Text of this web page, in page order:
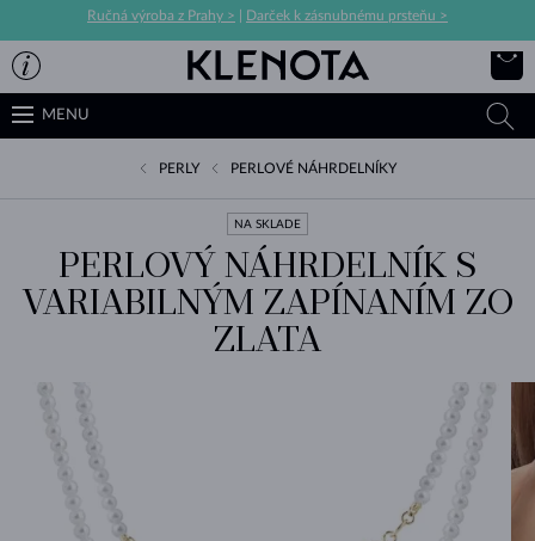
Ručná výroba z Prahy > Darček k zásnubnému prsteňu >
MENU
PERLY PERLOVÉ NÁHRDELNÍKY
NA SKLADE
PERLOVÝ NÁHRDELNÍK S
VARIABILNÝM ZAPÍNANÍM ZO
ZLATA